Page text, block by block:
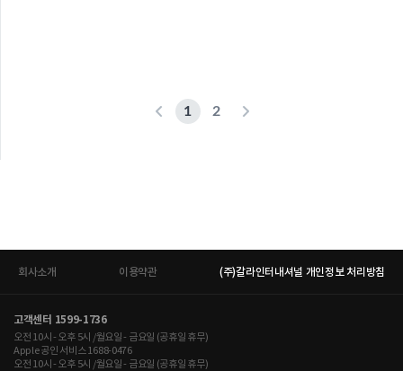
1 2
회사소개 이용약관 (주)갈라인터내셔널 개인정보 처리방침
고객센터 1599-1736
오전 10시 - 오후 5시 /월요일 - 금요일 (공휴일 휴무)
Apple 공인 서비스 1688-0476
오전 10시 - 오후 5시 /월요일 - 금요일 (공휴일 휴무)